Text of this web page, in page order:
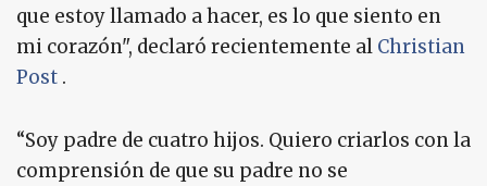
que estoy llamado a hacer, es lo que siento en
mi corazón", declaró recientemente al Christian
Post .
“Soy padre de cuatro hijos. Quiero criarlos con la
comprensión de que su padre no se